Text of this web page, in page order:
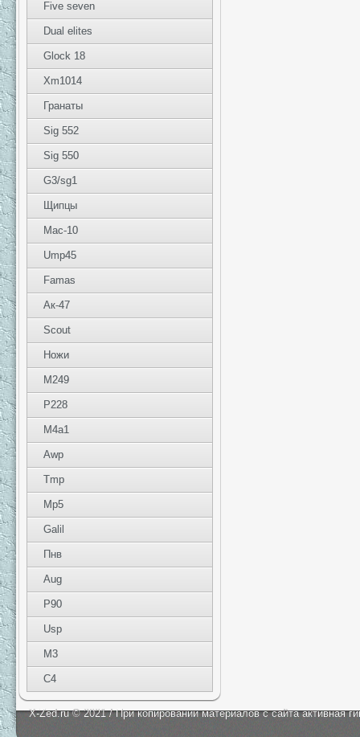
Five seven
Dual elites
Glock 18
Xm1014
Гранаты
Sig 552
Sig 550
G3/sg1
Щипцы
Mac-10
Ump45
Famas
Ак-47
Scout
Ножи
M249
P228
M4a1
Awp
Tmp
Mp5
Galil
Пнв
Aug
P90
Usp
M3
C4
X-Zed.ru © 2021 / При копировании материалов с сайта активная